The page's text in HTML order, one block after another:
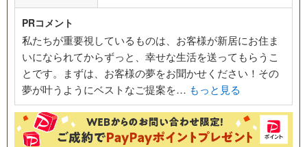
PRコメント
私たちが重要視しているものは、お客様が新居にお住ま
いになられてからずっと、幸せな生活を送ってもらうこ
とです。まずは、お客様の夢をお聞かせください！その
夢が叶うようにベストなご提案を… もっと見る